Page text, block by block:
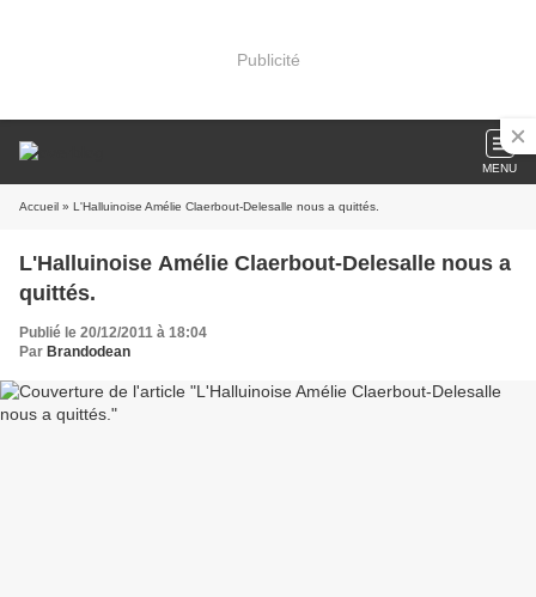
Publicité
MENU
Accueil » L'Halluinoise Amélie Claerbout-Delesalle nous a quittés.
L'Halluinoise Amélie Claerbout-Delesalle nous a
quittés.
Publié le 20/12/2011 à 18:04
Par Brandodean